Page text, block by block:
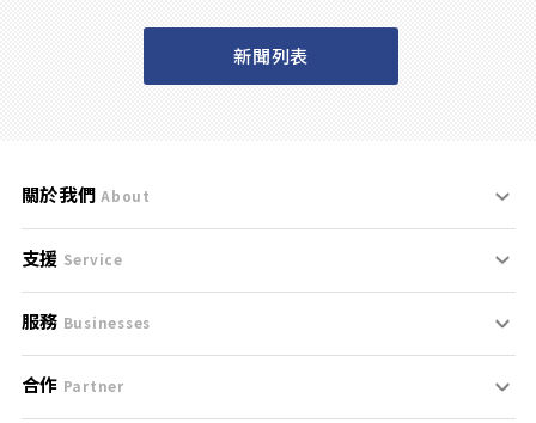
新聞列表
關於我們 About
刊登規範
服務條款
免責聲明
支援 Service
支援中心
聯絡我們
服務 Businesses
什麼是Goo鑑定？
合作 Partner